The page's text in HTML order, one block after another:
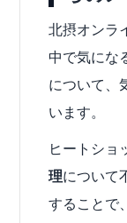
北摂オンラ
中で気にな
について、
います。
ヒートショ
理について
することで